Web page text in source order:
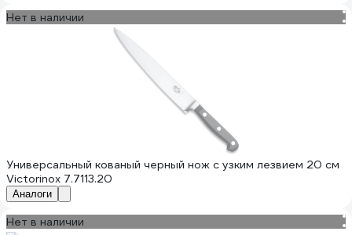
Нет в наличии
Универсальный кованый черный нож с узким лезвием 20 см
Victorinox 7.7113.20
Аналоги
Нет в наличии